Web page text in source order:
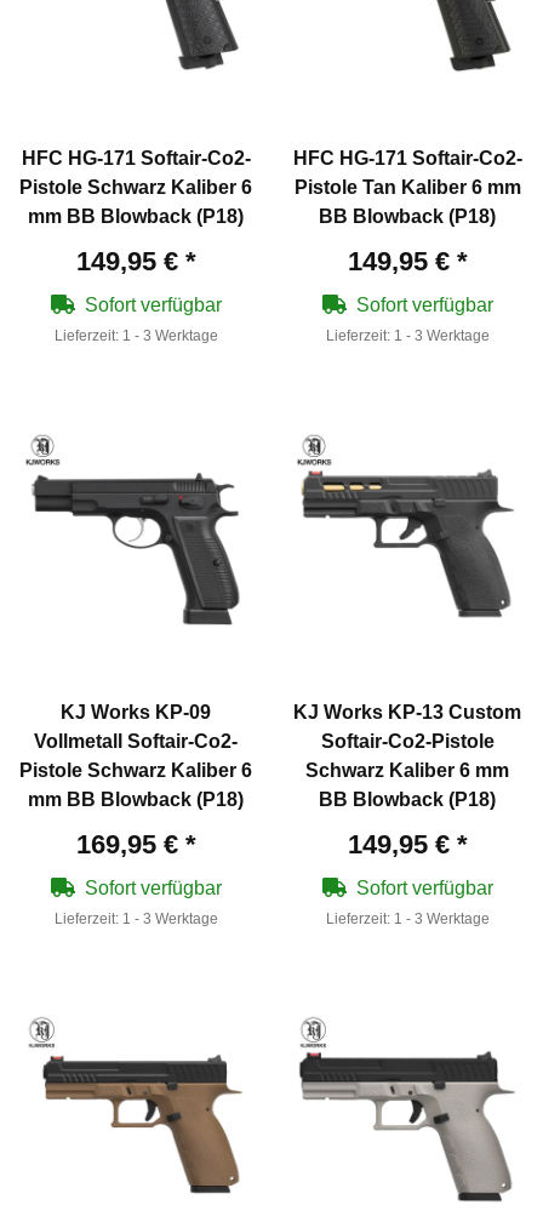
HFC HG-171 Softair-Co2-
Pistole Schwarz Kaliber 6
mm BB Blowback (P18)
149,95 € *
Sofort verfügbar
Lieferzeit: 1 - 3 Werktage
HFC HG-171 Softair-Co2-
Pistole Tan Kaliber 6 mm
BB Blowback (P18)
149,95 € *
Sofort verfügbar
Lieferzeit: 1 - 3 Werktage
KJ Works KP-09
Vollmetall Softair-Co2-
Pistole Schwarz Kaliber 6
mm BB Blowback (P18)
169,95 € *
Sofort verfügbar
Lieferzeit: 1 - 3 Werktage
KJ Works KP-13 Custom
Softair-Co2-Pistole
Schwarz Kaliber 6 mm
BB Blowback (P18)
149,95 € *
Sofort verfügbar
Lieferzeit: 1 - 3 Werktage